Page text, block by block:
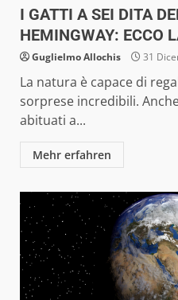
I GATTI A SEI DITA
HEMINGWAY: ECCO
Guglielmo Allochis 31
La natura è capace di
sorprese incredibili.
abituati a...
Mehr erfahren